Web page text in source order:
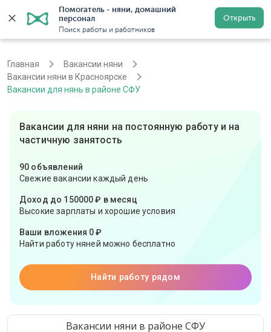
Помогатель - няни, домашний
персонал
Поиск работы и работников
Открыть
Красноярск Регистрация
Главная
Вакансии няни
Вакансии няни в Красноярске
Вакансии для нянь в районе СФУ
Вакансии для няни на постоянную работу и на
частичную занятость
90 объявлений
Свежие вакансии каждый день
Доход до 150000 ₽ в месяц
Высокие зарплаты и хорошие условия
Ваши вложения 0 ₽
Найти работу няней можно бесплатно
Найти работу рядом
Вакансии няни в районе СФУ